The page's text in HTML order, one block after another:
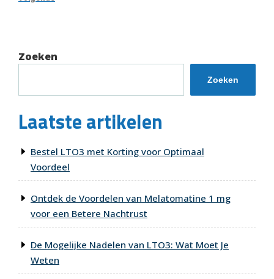
Zoeken
Zoeken
Laatste artikelen
Bestel LTO3 met Korting voor Optimaal
Voordeel
Ontdek de Voordelen van Melatomatine 1 mg
voor een Betere Nachtrust
De Mogelijke Nadelen van LTO3: Wat Moet Je
Weten